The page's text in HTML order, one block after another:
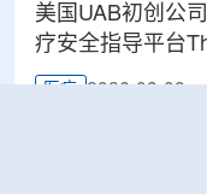
美国UAB初创公
疗安全指导平台
医疗 2026-08-08